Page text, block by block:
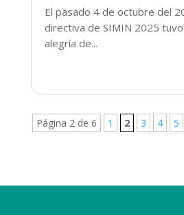
El pasado 4 de octubre del
directiva de SIMIN 2025
alegría de...
Página 2 de 6 1 2 3 4 5